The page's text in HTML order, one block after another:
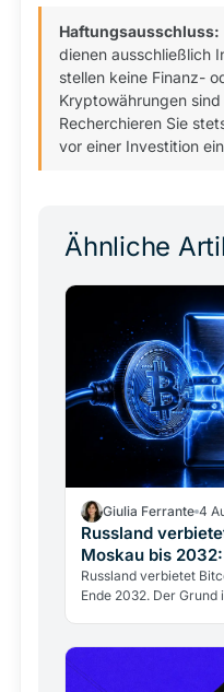
Haftungsausschluss:
dienen ausschließlich
stellen keine Finanz-
Kryptowährungen
Recherchieren Sie
vor einer Investition
Ähnliche
Giulia Ferrante 4
Russland
Moskau bis
Russland verbietet
Ende 2032. Der